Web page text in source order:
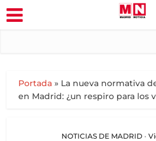
Portada » La nueva normativa
en Madrid: ¿un respiro para los
NOTICIAS DE MADRID •